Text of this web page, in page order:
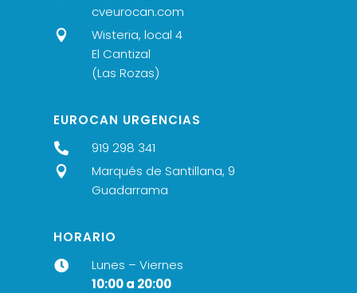
cveurocan.com

Wisteria, local 4
El Cantizal
(Las Rozas)
EUROCAN URGENCIAS
 919 298 341

Marqués de Santillana, 9
Guadarrama
HORARIO

Lunes – Viernes
10:00 a 20:00